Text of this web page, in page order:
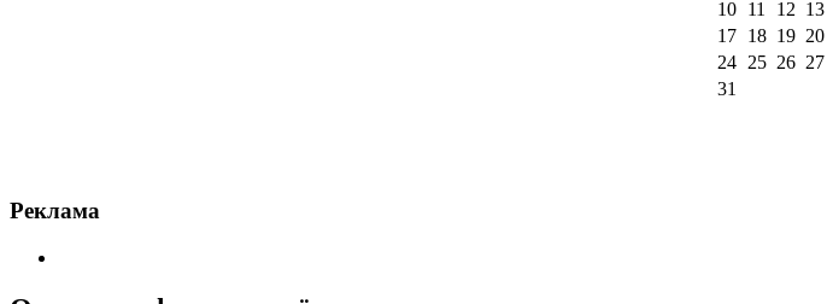
10
11 12 13
17
18 19 20
24
25 26 27
31
Реклама